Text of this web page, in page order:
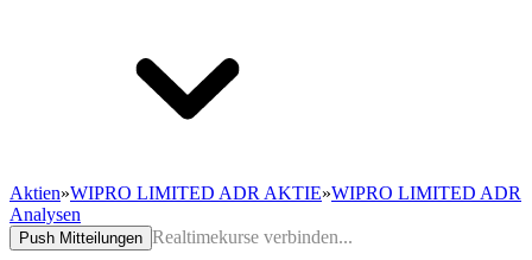
Aktien»WIPRO LIMITED ADR AKTIE»WIPRO LIMITED ADR
Analysen
Push Mitteilungen Realtimekurse verbinden...